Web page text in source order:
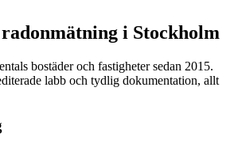
i Stockholm
bostäder och fastigheter sedan 2015.
labb och tydlig dokumentation, allt